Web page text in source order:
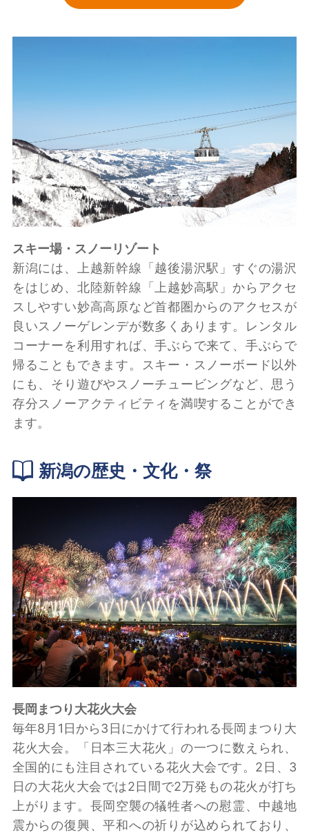
スキー場・スノーリゾート
新潟には、上越新幹線「越後湯沢駅」すぐの湯沢
をはじめ、北陸新幹線「上越妙高駅」からアクセ
スしやすい妙高高原など首都圏からのアクセスが
良いスノーゲレンデが数多くあります。レンタル
コーナーを利用すれば、手ぶらで来て、手ぶらで
帰ることもできます。スキー・スノーボード以外
にも、そり遊びやスノーチュービングなど、思う
存分スノーアクティビティを満喫することができ
ます。
新潟の歴史・文化・祭
長岡まつり大花火大会
毎年8月1日から3日にかけて行われる長岡まつり大
花火大会。「日本三大花火」の一つに数えられ、
全国的にも注目されている花火大会です。2日、3
日の大花火大会では2日間で2万発もの花火が打ち
上がります。長岡空襲の犠牲者への慰霊、中越地
震からの復興、平和への祈りが込められており、